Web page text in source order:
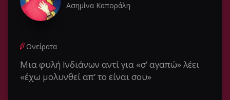
Ασημίνα Καποράλη
Ονείρατα
Μια φυλή Ινδιάνων αντί για «σ’ αγαπώ» λέει
«έχω μολυνθεί απ’ το είναι σου»